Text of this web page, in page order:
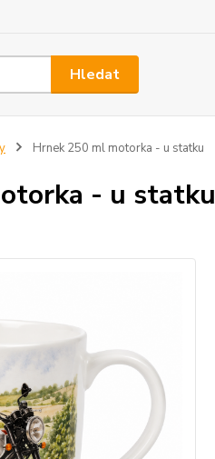
Hledat
Hrnek 250 ml motorka - u statku
- u statku